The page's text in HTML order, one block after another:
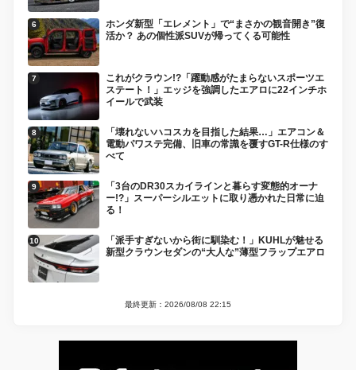
ホンダ新型「エレメント」で“まさかの観音開き”復
活か？ あの個性派SUVが帰ってくる可能性
これがクラウン!?「躍動感がたまらないスポーツエ
ステート！」エッジを強調したエアロに22インチホ
イールで武装
「壊れないハコスカを目指した結果…」エアコン＆
電動パワステ完備、旧車の常識を覆すGT-R仕様のす
べて
「3台のDR30スカイラインと暮らす変態的オーナ
ー!?」スーパーシルエットに取り憑かれた日常に迫
る！
「派手すぎないから街に馴染む！」KUHLが魅せる
新型クラウンセダンの“大人な”薄型フラップエアロ
最終更新：2026/08/08 22:15